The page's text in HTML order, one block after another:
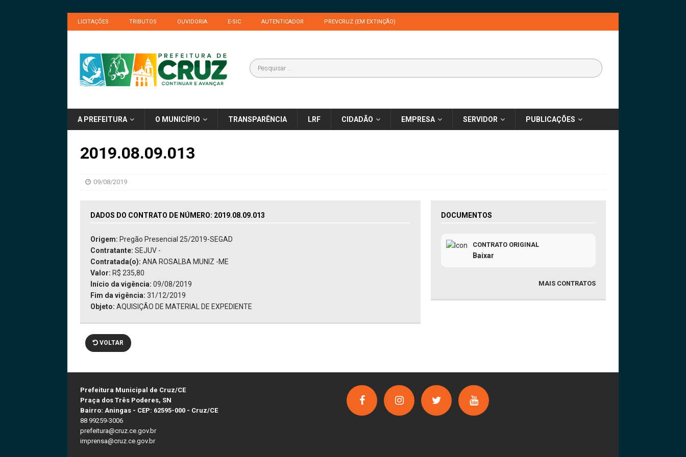
LICITAÇÕES TRIBUTOS OUVIDORIA E-SIC AUTENTICADOR PREVCRUZ (EM EXTINÇÃO)
A PREFEITURA O MUNICÍPIO TRANSPARÊNCIA LRF CIDADÃO EMPRESA SERVIDOR PUBLICAÇÕES
2019.08.09.013
09/08/2019
DADOS DO CONTRATO DE NÚMERO: 2019.08.09.013
Origem: Pregão Presencial 25/2019-SEGAD
Contratante: SEJUV -
Contratada(o): ANA ROSALBA MUNIZ -ME
Valor: R$ 235,80
Início da vigência: 09/08/2019
Fim da vigência: 31/12/2019
Objeto: AQUISIÇÃO DE MATERIAL DE EXPEDIENTE
DOCUMENTOS
CONTRATO ORIGINAL
Baixar
MAIS CONTRATOS
VOLTAR
Prefeitura Municipal de Cruz/CE
Praça dos Três Poderes, SN
Bairro: Aningas - CEP: 62595-000 - Cruz/CE
88 99259-3006
prefeitura@cruz.ce.gov.br
imprensa@cruz.ce.gov.br